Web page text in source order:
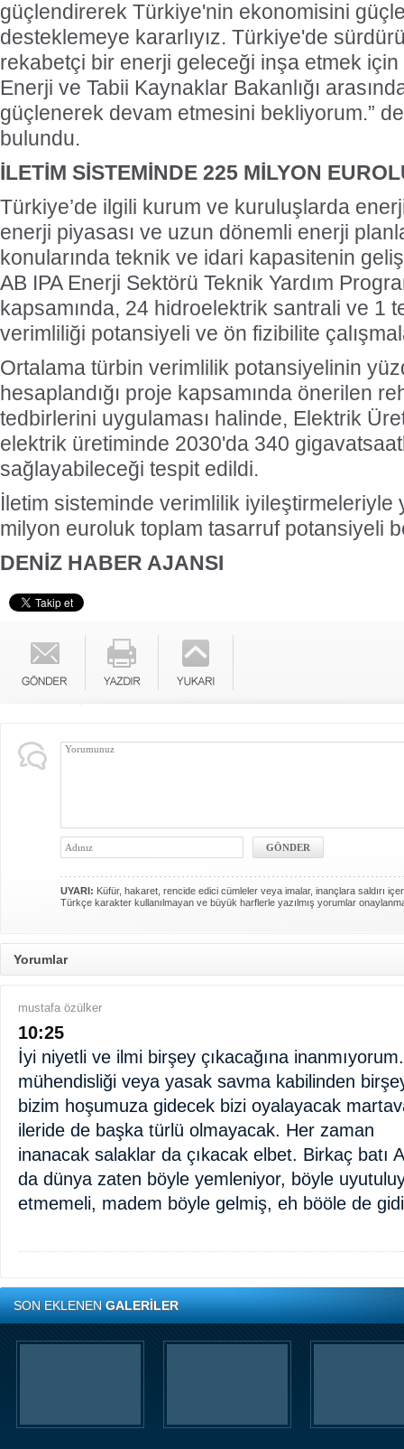
güçlendirerek Türkiye'nin ekonomisini
desteklemeye kararlıyız. Türkiye'de
rekabetçi bir enerji geleceği inşa etmek için
Enerji ve Tabii Kaynaklar Bakanlığı
güçlenerek devam etmesini bekliyorum.”
bulundu.
İLETİM SİSTEMİNDE 225 MİLYON
Türkiye’de ilgili kurum ve kuruluşlarda
enerji piyasası ve uzun dönemli enerji
konularında teknik ve idari kapasitenin
AB IPA Enerji Sektörü Teknik Yardım
kapsamında, 24 hidroelektrik santrali ve 1
verimliliği potansiyeli ve ön fizibilite
Ortalama türbin verimlilik potansiyelinin
hesaplandığı proje kapsamında önerilen
tedbirlerini uygulaması halinde, Elektrik
elektrik üretiminde 2030'da 340
sağlayabileceği tespit edildi.
İletim sisteminde verimlilik iyileştirmeleriyle
milyon euroluk toplam tasarruf potansiyeli
DENİZ HABER AJANSI
UYARI: Küfür, hakaret, rencide edici cümleler veya imalar, inançlara saldırı
Türkçe karakter kullanılmayan ve büyük harflerle yazılmış yorumlar
Yorumlar
mustafa özülker
10:25
İyi niyetli ve ilmi birşey çıkacağına
mühendisliği veya yasak savma kabilinden
bizim hoşumuza gidecek bizi oyalayacak
ileride de başka türlü olmayacak. Her zaman
inanacak salaklar da çıkacak elbet. Birkaç batı
da dünya zaten böyle yemleniyor, böyle
etmemeli, madem böyle gelmiş, eh bööle de
SON EKLENENGALERİLER